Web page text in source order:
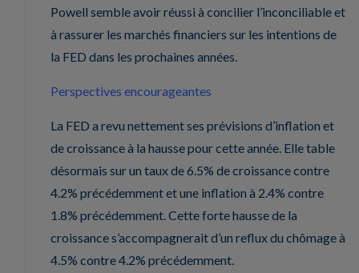
Powell semble avoir réussi à concilier l’inconciliable et
à rassurer les marchés financiers sur les intentions de
la FED dans les prochaines années.
Perspectives encourageantes
La FED a revu nettement ses prévisions d’inflation et
de croissance à la hausse pour cette année. Elle table
désormais sur un taux de 6.5% de croissance contre
4.2% précédemment et une inflation à 2.4% contre
1.8% précédemment. Cette forte hausse de la
croissance s’accompagnerait d’un reflux du chômage à
4.5% contre 4.2% précédemment.